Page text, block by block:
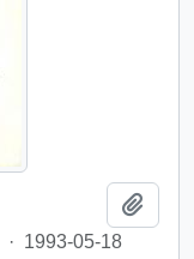
· 1993-05-18